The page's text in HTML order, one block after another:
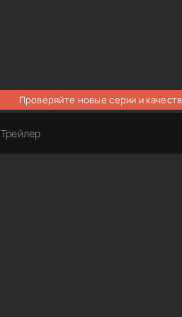
Проверяйте новые серии и
Трейлер